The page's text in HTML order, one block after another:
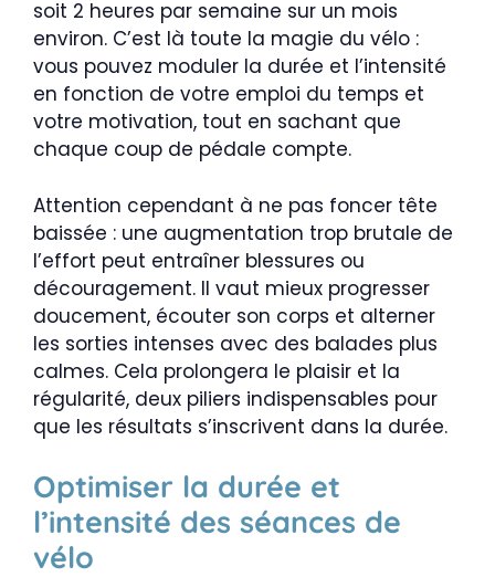
soit 2 heures par semaine sur un mois
environ. C’est là toute la magie du vélo :
vous pouvez moduler la durée et l’intensité
en fonction de votre emploi du temps et
votre motivation, tout en sachant que
chaque coup de pédale compte.
Attention cependant à ne pas foncer tête
baissée : une augmentation trop brutale de
l’effort peut entraîner blessures ou
découragement. Il vaut mieux progresser
doucement, écouter son corps et alterner
les sorties intenses avec des balades plus
calmes. Cela prolongera le plaisir et la
régularité, deux piliers indispensables pour
que les résultats s’inscrivent dans la durée.
Optimiser la durée et
l’intensité des séances de
vélo